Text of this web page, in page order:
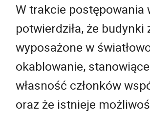
W trakcie postępowania
potwierdziła, że budynki
wyposażone w
okablowanie, stanowiące
własność członków
oraz że istnieje